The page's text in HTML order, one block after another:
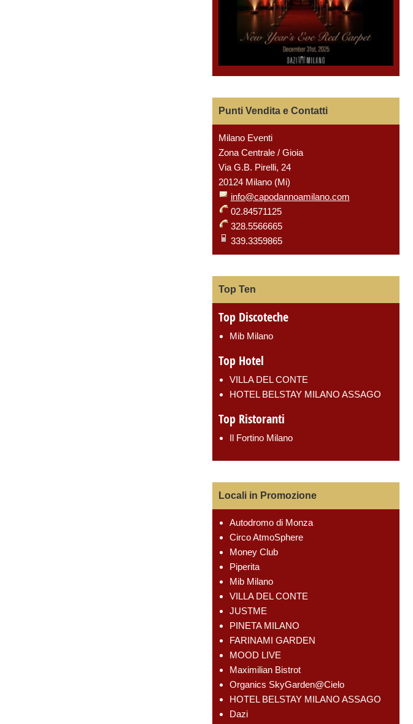
Punti Vendita e Contatti
Milano Eventi
Zona Centrale / Gioia
Via G.B. Pirelli, 24
20124 Milano (Mi)
info@capodannoamilano.com
02.84571125
328.5566665
339.3359865
Top Ten
Top Discoteche
Mib Milano
Top Hotel
VILLA DEL CONTE
HOTEL BELSTAY MILANO ASSAGO
Top Ristoranti
Il Fortino Milano
Locali in Promozione
Autodromo di Monza
Circo AtmoSphere
Money Club
Piperita
Mib Milano
VILLA DEL CONTE
JUSTME
PINETA MILANO
FARINAMI GARDEN
MOOD LIVE
Maximilian Bistrot
Organics SkyGarden@Cielo
HOTEL BELSTAY MILANO ASSAGO
Dazi